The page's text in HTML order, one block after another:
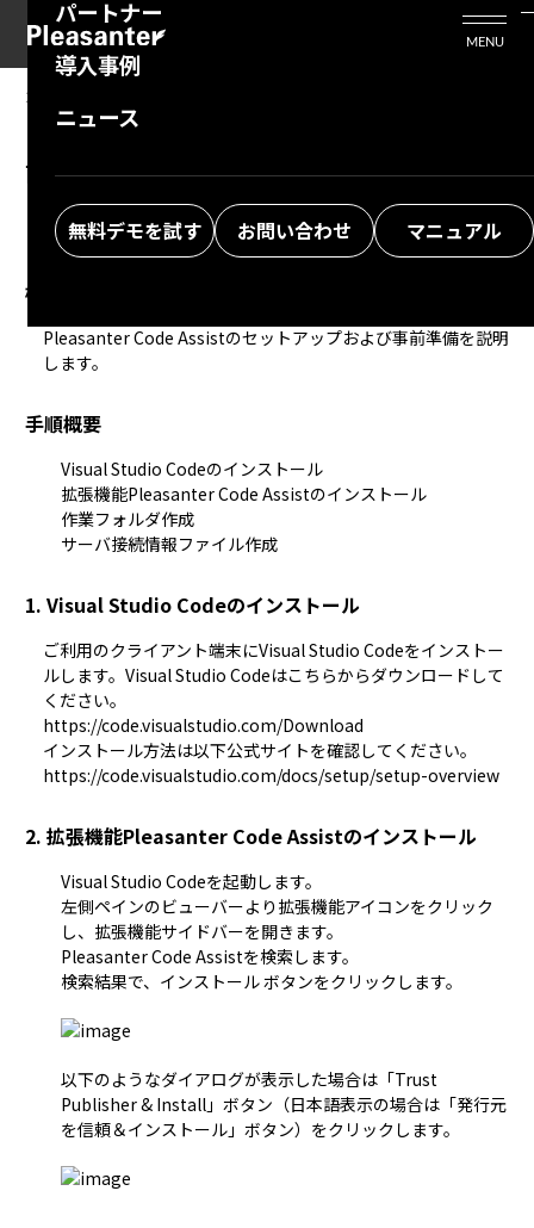
活用シーン
Enterprise Edition
パートナー
プリザンタービジネスを検討中の方
導入事例
ニュース
無料デモを試す お問い合わせ マニュアル
MENU
2026/03/12
Pleasanter Code Assist：セットアップ、事
前準備
概要
Pleasanter Code Assistのセットアップおよび事前準備を説明
します。
手順概要
Visual Studio Codeのインストール
拡張機能Pleasanter Code Assistのインストール
作業フォルダ作成
サーバ接続情報ファイル作成
1. Visual Studio Codeのインストール
ご利用のクライアント端末にVisual Studio Codeをインストー
ルします。Visual Studio Codeはこちらからダウンロードして
https://code.visualstudio.com/Download
https://code.visualstudio.com/docs/setup/setup-overview
2. 拡張機能Pleasanter Code Assistのインストール
Visual Studio Codeを起動します。
左側ペインのビューバーより拡張機能アイコンをクリック
し、拡張機能サイドバーを開きます。
Pleasanter Code Assistを検索します。
検索結果で、インストール ボタンをクリックします。
以下のようなダイアログが表示した場合は「Trust
Publisher & Install」ボタン（日本語表示の場合は「発行元
を信頼＆インストール」ボタン）をクリックします。